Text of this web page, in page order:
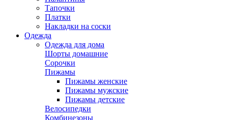
Тапочки
Платки
Накладки на соски
Одежда
Одежда для дома
Шорты домашние
Сорочки
Пижамы
Пижамы женские
Пижамы мужские
Пижамы детские
Велосипедки
Комбинезоны